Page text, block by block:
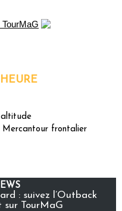
HEURE
altitude
Mercantour frontalier
: suivez l’Outback
sur TourMaG